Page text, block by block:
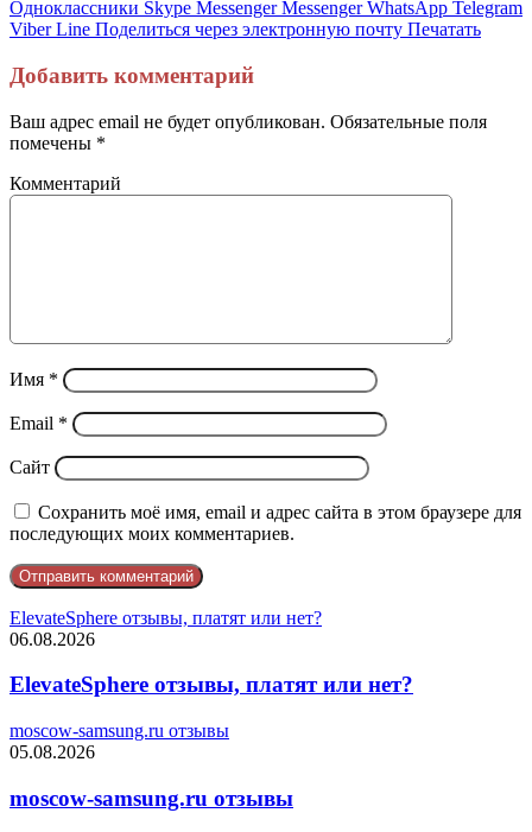
Одноклассники Skype Messenger Messenger WhatsApp Telegram
Viber Line Поделиться через электронную почту Печатать
Добавить комментарий
Ваш адрес email не будет опубликован. Обязательные поля
помечены *
Комментарий
Имя *
Email *
Сайт
Сохранить моё имя, email и адрес сайта в этом браузере для
последующих моих комментариев.
ElevateSphere отзывы, платят или нет?
06.08.2026
ElevateSphere отзывы, платят или нет?
moscow-samsung.ru отзывы
05.08.2026
moscow-samsung.ru отзывы